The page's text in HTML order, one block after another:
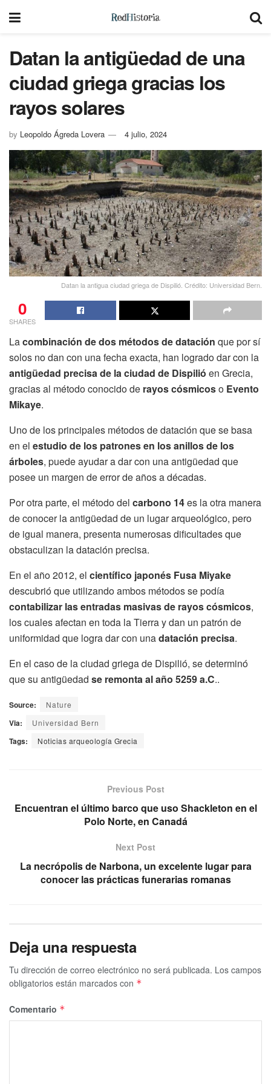
Datan la antigüedad de una
ciudad griega gracias los
rayos solares
by Leopoldo Ágreda Lovera 4 julio, 2024
Datan la antigua ciudad griega de Dispilió. Crédito: Universidad Bern.
0
SHARES
Lacombinación de dos métodos de datación que por sí
solos no dan con una fecha exacta, han logrado dar con la
antigüedad precisa de la ciudad de Dispilió en Grecia,
gracias al método conocido de rayos cósmicoso Evento
Mikaye.
Uno de los principales métodos de datación que se basa
en el estudio de los patrones en los anillos de los
árboles, puede ayudar a dar con una antigüedad que
posee un margen de error de años a décadas.
Por otra parte, el método del carbono 14es la otra manera
de conocer la antigüedad de un lugar arqueológico, pero
de igual manera, presenta numerosas dificultades que
obstaculizan la datación precisa.
En el año 2012, el científico japonés Fusa Miyake
descubrió que utilizando ambos métodos se podía
contabilizar las entradas masivas de rayos cósmicos,
los cuales afectan en toda la Tierra y dan un patrón de
uniformidad que logra dar con unadatación precisa.
En el caso de la ciudad griega de Dispilió, se determinó
que su antigüedad se remonta al año 5259 a.C..
Source: Nature
Via: Universidad Bern
Tags: Noticias arqueología Grecia
Previous Post
Encuentran el último barco que uso Shackleton en el
Polo Norte, en Canadá
Next Post
La necrópolis de Narbona, un excelente lugar para
conocer las prácticas funerarias romanas
Deja una respuesta
Tu dirección de correo electrónico no será publicada. Los campos
obligatorios están marcados con *
Comentario *